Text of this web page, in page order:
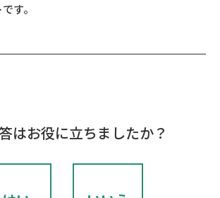
す。
はお役に立ちましたか？